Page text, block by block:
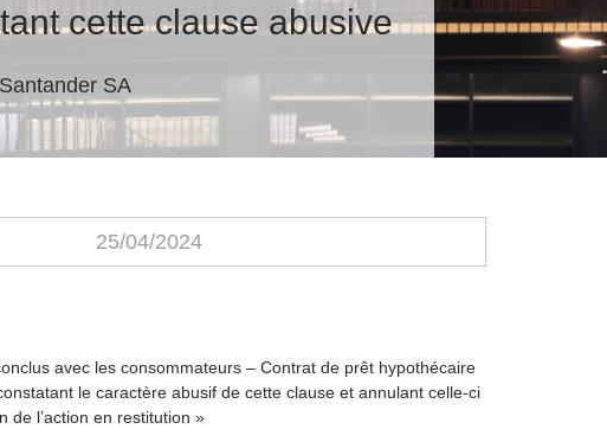
cette clause abusive
SA
25/04/2024
avec les consommateurs – Contrat de prêt hypothécaire
le caractère abusif de cette clause et annulant celle-ci
de l’action en restitution »